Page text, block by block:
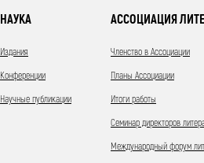
НАУКА
Издания
Конференции
Научные публикации
АССОЦИАЦИЯ
Членство в Ассоциации
Планы Ассоциации
Итоги работы
Семинар директоров
Международный форум